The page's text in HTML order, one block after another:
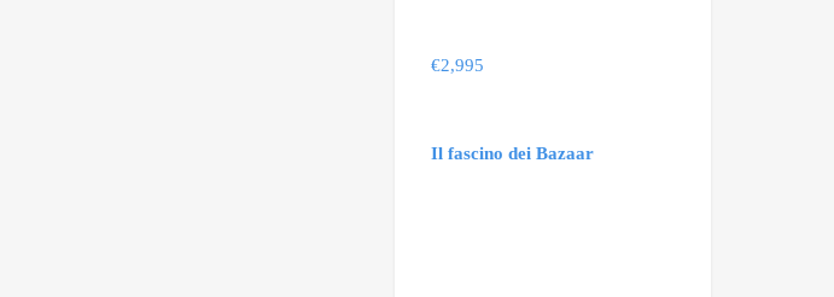
€2,995
Il fascino dei Bazaar